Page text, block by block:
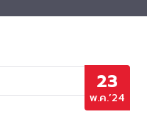
23
พ.ค.’24